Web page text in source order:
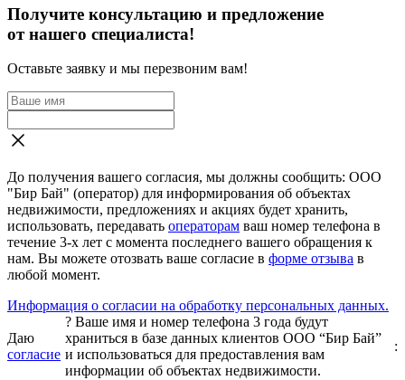
Получите консультацию и предложение
от нашего специалиста!
Оставьте заявку и мы перезвоним вам!
До получения вашего согласия, мы должны сообщить: ООО
"Бир Бай" (оператор) для информирования об объектах
недвижимости, предложениях и акциях будет хранить,
использовать, передавать операторам ваш номер телефона в
течение 3-х лет с момента последнего вашего обращения к
нам. Вы можете отозвать ваше согласие в форме отзыва в
любой момент.
Информация о согласии на обработку персональных данных.
Даю
согласие
? Ваше имя и номер телефона 3 года будут
храниться в базе данных клиентов ООО “Бир Бай”
и использоваться для предоставления вам
информации об объектах недвижимости.
: